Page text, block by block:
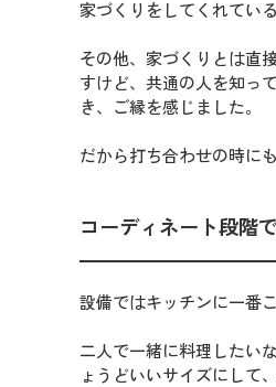
家づくりをしてくれてい
その他、家づくりとは直
すけど、共通の人を知っ
き、ご縁を感じました。
だから打ち合わせの時に
コーディネート段階
設備ではキッチンに一番
二人で一緒に料理したい
ょうどいいサイズにして